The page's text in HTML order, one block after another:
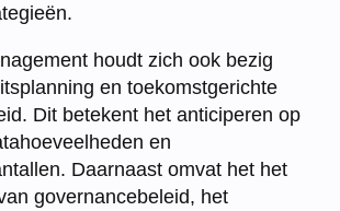
houdt zich ook bezig
en toekomstgerichte
Dit betekent het anticiperen op
en
Daarnaast omvat het het
governancebeleid, het